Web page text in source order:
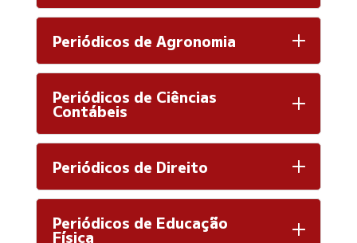
Periódicos de Agronomia
Periódicos de Ciências
Contábeis
Periódicos de Direito
Periódicos de Educação
Física